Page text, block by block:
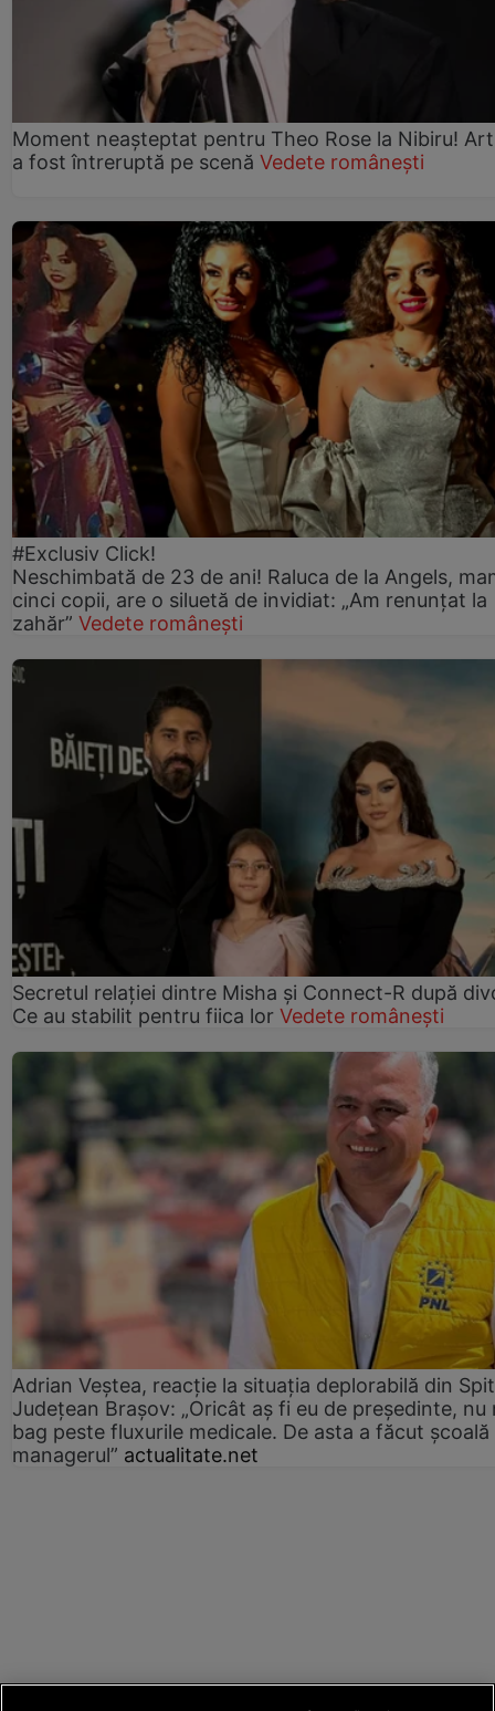
Moment neașteptat pentru Theo Rose la Nibiru!
a fost întreruptă pe scenă Vedete românești
#Exclusiv Click!
Neschimbată de 23 de ani! Raluca de la Angels,
cinci copii, are o siluetă de invidiat: „Am renunțat la
zahăr” Vedete românești
Secretul relației dintre Misha și Connect-R după
Ce au stabilit pentru fiica lor Vedete românești
Adrian Veștea, reacție la situația deplorabilă din
Județean Brașov: „Oricât aș fi eu de președinte, nu
bag peste fluxurile medicale. De asta a făcut școală
managerul” actualitate.net